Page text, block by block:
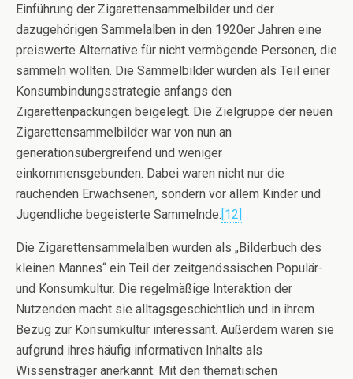
Einführung der Zigarettensammelbilder und der
dazugehörigen Sammelalben in den 1920er Jahren eine
preiswerte Alternative für nicht vermögende Personen, die
sammeln wollten. Die Sammelbilder wurden als Teil einer
Konsumbindungsstrategie anfangs den
Zigarettenpackungen beigelegt. Die Zielgruppe der neuen
Zigarettensammelbilder war von nun an
generationsübergreifend und weniger
einkommensgebunden. Dabei waren nicht nur die
rauchenden Erwachsenen, sondern vor allem Kinder und
Jugendliche begeisterte Sammelnde.[12]
Die Zigarettensammelalben wurden als „Bilderbuch des
kleinen Mannes“ ein Teil der zeitgenössischen Populär-
und Konsumkultur. Die regelmäßige Interaktion der
Nutzenden macht sie alltagsgeschichtlich und in ihrem
Bezug zur Konsumkultur interessant. Außerdem waren sie
aufgrund ihres häufig informativen Inhalts als
Wissensträger anerkannt: Mit den thematischen